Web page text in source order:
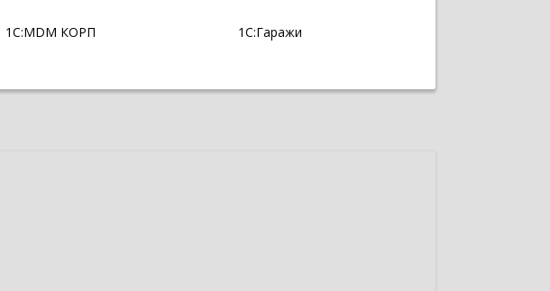
1С:MDM КОРП 1С:Гаражи